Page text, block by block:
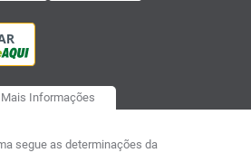
Mais Informações
segue as determinações da